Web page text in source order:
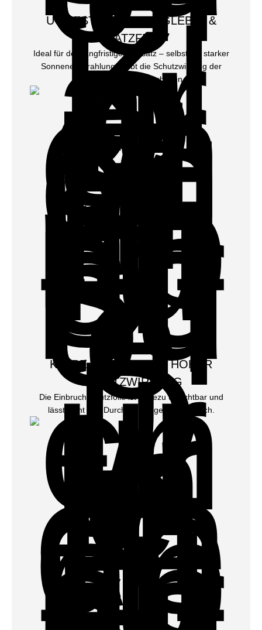
UV-BESTÄNDIG, LANGLEBIG &
KRATZFEST
Ideal für den langfristigen Einsatz – selbst bei starker
Sonneneinstrahlung bleibt die Schutzwirkung der
Einbruchschutzfolie erhalten.
KLARE SICHT TROTZ HOHER
SCHUTZWIRKUNG
Die Einbruchschutzfolie ist nahezu unsichtbar und
lässt Licht und Durchblick ungehindert durch.